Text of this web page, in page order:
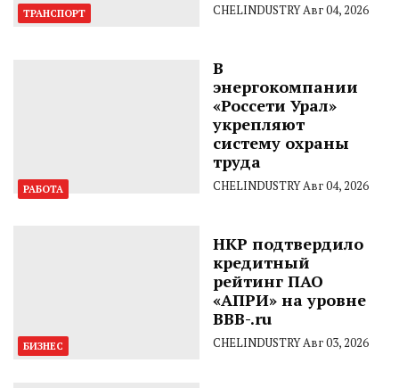
ТРАНСПОРТ CHELINDUSTRYАвг 04, 2026
РАБОТА
В
энергокомпании
«Россети Урал»
укрепляют
систему охраны
труда
CHELINDUSTRYАвг 04, 2026
БИЗНЕС
НКР подтвердило
кредитный
рейтинг ПАО
«АПРИ» на уровне
BBB-.ru
CHELINDUSTRYАвг 03, 2026